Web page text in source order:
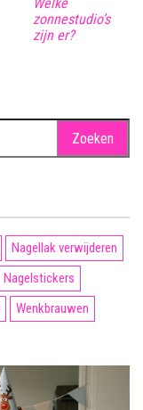
zonnestudio’s
zijn er?
Nagellak verwijderen
Nagelstickers
Wenkbrauwen